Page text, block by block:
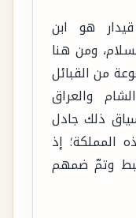
هو ابن
ومن هنا
من القبائل
والعراق
ذلك جادل
المملكة؛ إذ
وتمّ ضمهم